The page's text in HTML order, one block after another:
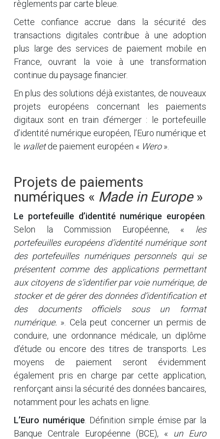
règlements par carte bleue.
Cette confiance accrue dans la sécurité des
transactions digitales contribue à une adoption
plus large des services de paiement mobile en
France, ouvrant la voie à une transformation
continue du paysage financier.
En plus des solutions déjà existantes, de nouveaux
projets européens concernant les paiements
digitaux sont en train d’émerger : le portefeuille
d’identité numérique européen, l’Euro numérique et
le walletde paiement européen « Wero».
Projets de paiements
numériques « Made in Europe»
Le portefeuille d’identité numérique européen
Selon la Commission Européenne, « les
portefeuilles européens d’identité numérique sont
des portefeuilles numériques personnels qui se
présentent comme des applications permettant
aux citoyens de s’identifier par voie numérique, de
stocker et de gérer des données d’identification et
des documents officiels sous un format
numérique. ». Cela peut concerner un permis de
conduire, une ordonnance médicale, un diplôme
d’étude ou encore des titres de transports. Les
moyens de paiement seront évidemment
également pris en charge par cette application,
renforçant ainsi la sécurité des données bancaires,
notamment pour les achats en ligne.
L’Euro numérique . Définition simple émise par la
Banque Centrale Européenne (BCE), « un Euro